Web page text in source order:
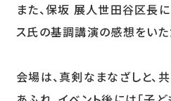
また、保坂 展人世田谷区長
ス氏の基調講演の感想をいた
会場は、真剣なまなざしと、